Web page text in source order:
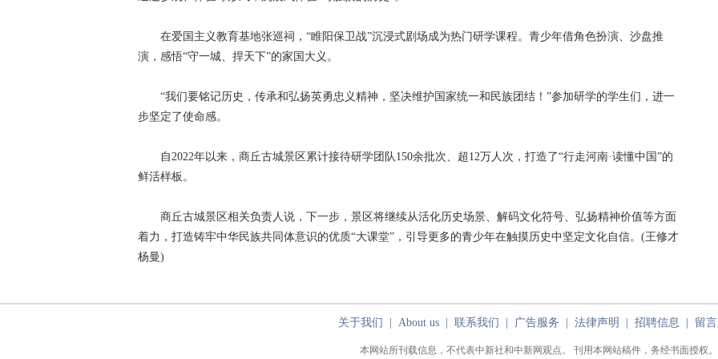
在爱国主义教育基地张巡祠，“睢阳保卫战”沉浸式剧场成为热门研学课程。青少年借角色扮演、沙盘推
演，感悟“守一城、捍天下”的家国大义。
“我们要铭记历史，传承和弘扬英勇忠义精神，坚决维护国家统一和民族团结！”参加研学的学生们，进一
步坚定了使命感。
自2022年以来，商丘古城景区累计接待研学团队150余批次、超12万人次，打造了“行走河南·读懂中国”的
鲜活样板。
商丘古城景区相关负责人说，下一步，景区将继续从活化历史场景、解码文化符号、弘扬精神价值等方面
着力，打造铸牢中华民族共同体意识的优质“大课堂”，引导更多的青少年在触摸历史中坚定文化自信。(王修才
杨曼)
关于我们 About us| 联系我们 广告服务 法律声明 招聘信息 留
本网站所刊载信息，不代表中新社和中新网观点。 刊用本网站稿件，务经书面授权。